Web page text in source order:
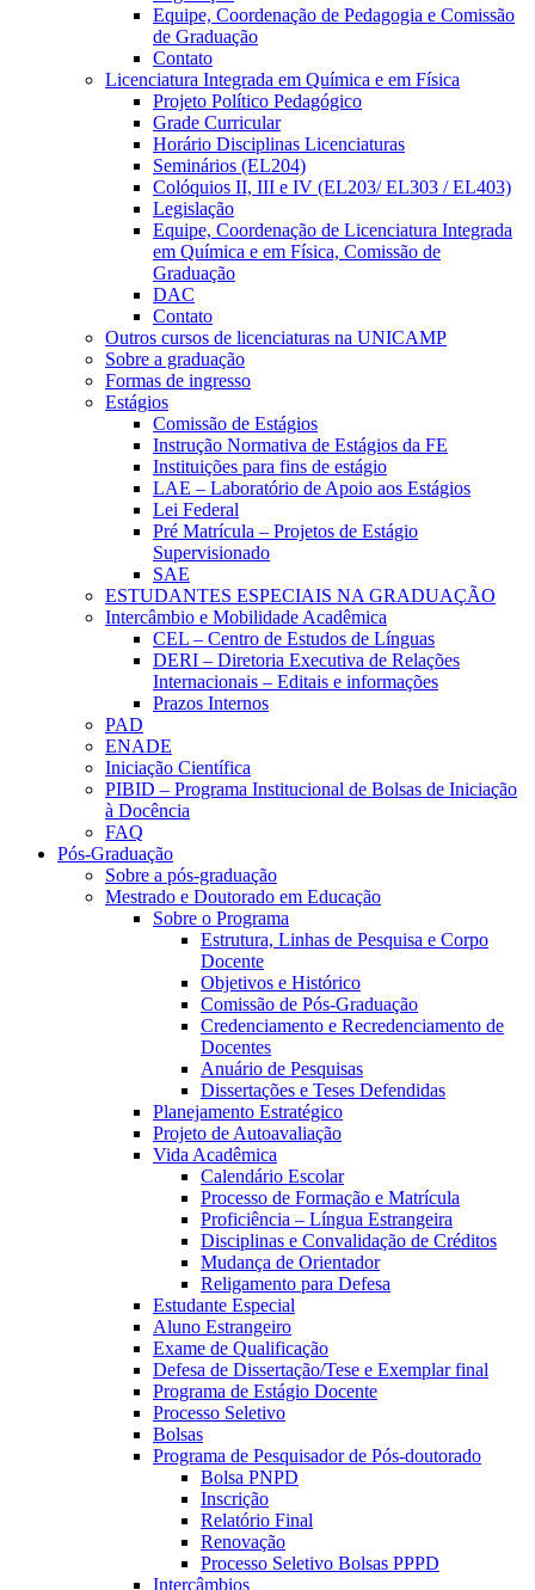
Equipe, Coordenação de Pedagogia e Comissão
de Graduação
Contato
Licenciatura Integrada em Química e em Física
Projeto Político Pedagógico
Grade Curricular
Horário Disciplinas Licenciaturas
Seminários (EL204)
Colóquios II, III e IV (EL203/ EL303 / EL403)
Legislação
Equipe, Coordenação de Licenciatura Integrada
em Química e em Física, Comissão de
Graduação
DAC
Contato
Outros cursos de licenciaturas na UNICAMP
Sobre a graduação
Formas de ingresso
Estágios
Comissão de Estágios
Instrução Normativa de Estágios da FE
Instituições para fins de estágio
LAE – Laboratório de Apoio aos Estágios
Lei Federal
Pré Matrícula – Projetos de Estágio
Supervisionado
SAE
ESTUDANTES ESPECIAIS NA GRADUAÇÃO
Intercâmbio e Mobilidade Acadêmica
CEL – Centro de Estudos de Línguas
DERI – Diretoria Executiva de Relações
Internacionais – Editais e informações
Prazos Internos
PAD
ENADE
Iniciação Científica
PIBID – Programa Institucional de Bolsas de Iniciação
à Docência
FAQ
Pós-Graduação
Sobre a pós-graduação
Mestrado e Doutorado em Educação
Sobre o Programa
Estrutura, Linhas de Pesquisa e Corpo
Docente
Objetivos e Histórico
Comissão de Pós-Graduação
Credenciamento e Recredenciamento de
Docentes
Anuário de Pesquisas
Dissertações e Teses Defendidas
Planejamento Estratégico
Projeto de Autoavaliação
Vida Acadêmica
Calendário Escolar
Processo de Formação e Matrícula
Proficiência – Língua Estrangeira
Disciplinas e Convalidação de Créditos
Mudança de Orientador
Religamento para Defesa
Estudante Especial
Aluno Estrangeiro
Exame de Qualificação
Defesa de Dissertação/Tese e Exemplar final
Programa de Estágio Docente
Processo Seletivo
Bolsas
Programa de Pesquisador de Pós-doutorado
Bolsa PNPD
Inscrição
Relatório Final
Renovação
Processo Seletivo Bolsas PPPD
Intercâmbios